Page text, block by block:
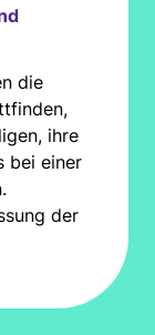
die
ihre
bei einer
der